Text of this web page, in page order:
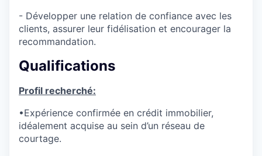
WHY INSIGHT?
PORTFOLIO
- Développer une relation de confiance avec les
clients, assurer leur fidélisation et encourager la
recommandation.
Qualifications
Profil recherché:
•Expérience confirmée en crédit immobilier,
idéalement acquise au sein d’un réseau de
courtage.